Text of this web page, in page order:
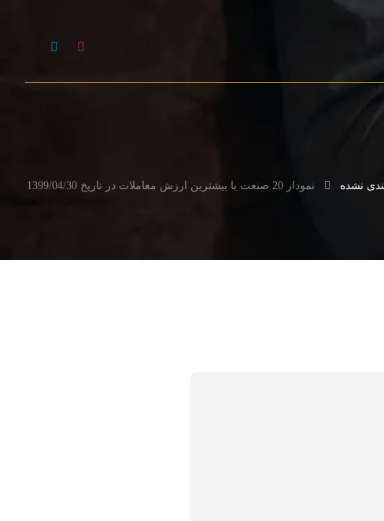
نشده نمودار 20 صنعت با بیشترین ارزش معاملات در تاریخ 1399/04/30